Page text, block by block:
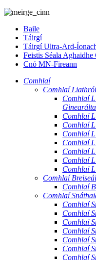
Baile
Táirgí
Táirgí Ultra-Ard-
Feistis Séala
Cnó MN-Fireann
Comhlaí
Comhlaí
Comhlaí
Ginearálta
Comhlaí
Comhlaí
Comhlaí
Comhlaí
Comhlaí
Comhlaí
Comhlaí
Comhlaí
Comhlaí
Comhlaí
Comhlaí
Comhlaí
Comhlaí
Comhlaí
Comhlaí
Comhlaí
Comhlaí